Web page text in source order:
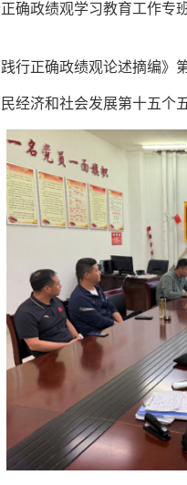
确政绩观学习教育工作
行正确政绩观论述摘编
经济和社会发展第十五个